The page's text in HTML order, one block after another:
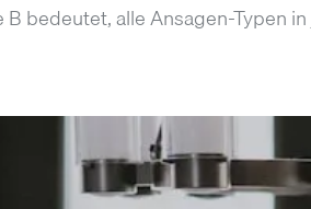
bedeutet, alle Ansagen-Typen